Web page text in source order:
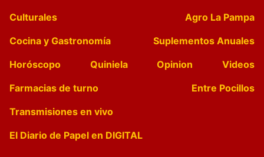
Culturales
Agro La Pampa
Cocina y Gastronomía
Suplementos Anuales
Horóscopo
Quiniela Opinion
Videos
Farmacias de turno
Entre Pocillos
Transmisiones en vivo
El Diario de Papel en DIGITAL